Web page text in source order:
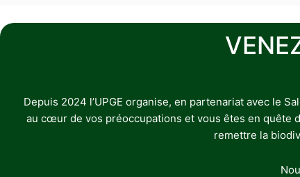
Depuis 2024 l’UPGE organise, en partenariat avec le
au cœur de vos préoccupations et vous êtes en quête
remettre la